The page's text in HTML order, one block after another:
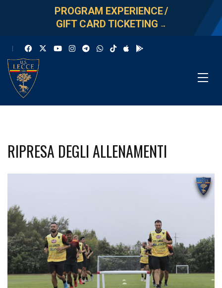
PROGRAM EXPERIENCE/
GIFT CARD TICKETING →
RIPRESA DEGLI ALLENAMENTI